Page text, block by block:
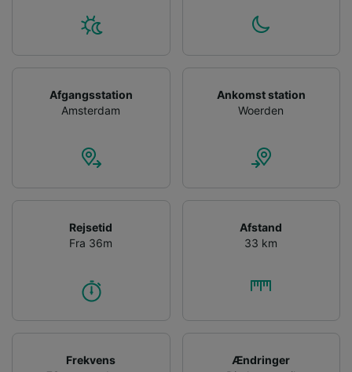
Afgangsstation
Amsterdam
Ankomst station
Woerden
Rejsetid
Fra 36m
Afstand
33 km
Frekvens
Ændringer